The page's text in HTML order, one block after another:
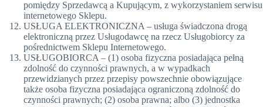
pomiędzy Sprzedawcą a Kupującym, z wykorzystaniem serwisu
internetowego Sklepu.
USŁUGA ELEKTRONICZNA – usługa świadczona drogą
elektroniczną przez Usługodawcę na rzecz Usługobiorcy za
pośrednictwem Sklepu Internetowego.
USŁUGOBIORCA – (1) osoba fizyczna posiadająca pełną
zdolność do czynności prawnych, a w wypadkach
przewidzianych przez przepisy powszechnie obowiązujące
także osoba fizyczna posiadająca ograniczoną zdolność do
czynności prawnych; (2) osoba prawna; albo (3) jednostka